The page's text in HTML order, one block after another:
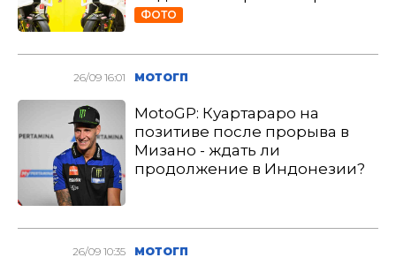
ФОТО
26/09 16:01 МОТОГП
MotoGP: Куартараро на
позитиве после прорыва в
Мизано - ждать ли
продолжение в Индонезии?
26/09 10:35 МОТОГП